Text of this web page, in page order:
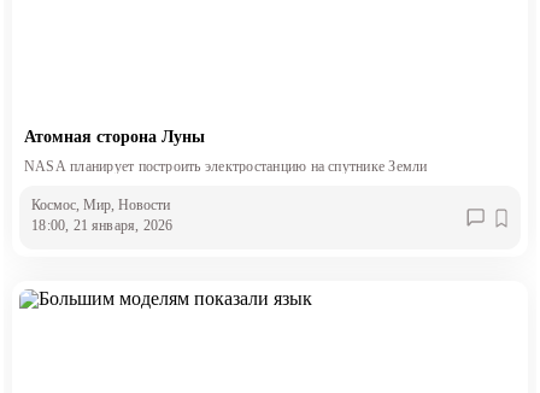
Атомная сторона Луны
NASA планирует построить электростанцию на спутнике Земли
Космос , Мир , Новости
18:00, 21 января, 2026